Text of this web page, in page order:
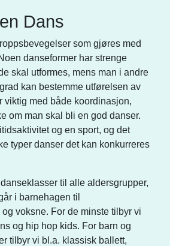
Dans
som gjøres med
danseformer har strenge
skal utformes, mens man i andre
kan bestemme utførelsen av
viktig med både koordinasjon,
om man skal bli en god danser.
og en sport, og det
typer danser det kan konkurreres
til alle aldersgrupper,
i barnehagen til
voksne. For de minste tilbyr vi
og hip hop kids. For barn og
tilbyr vi bl.a. klassisk ballett,